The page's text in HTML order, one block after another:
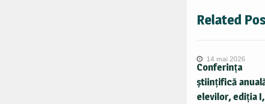
Related
14 mai 2026
Conferința
științifică
elevilor, ediția I,